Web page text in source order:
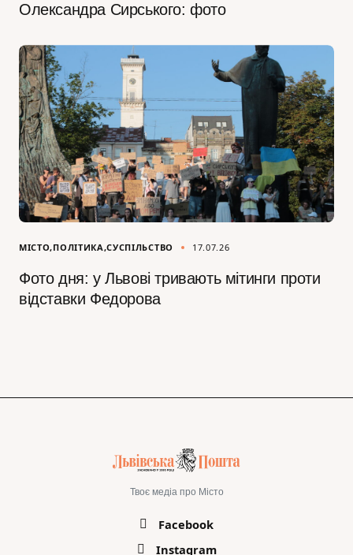
Олександра Сирського: фото
МІСТО ПОЛІТИКА СУСПІЛЬСТВО 17.07.26
Фото дня: у Львові тривають мітинги проти
відставки Федорова
Твоє медіа про Місто
Facebook
Instagram